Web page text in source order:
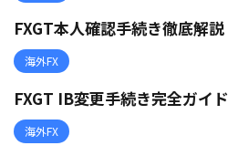
FXGT本人確認手続き徹底解説
海外FX
FXGT IB変更手続き完全ガイド
海外FX